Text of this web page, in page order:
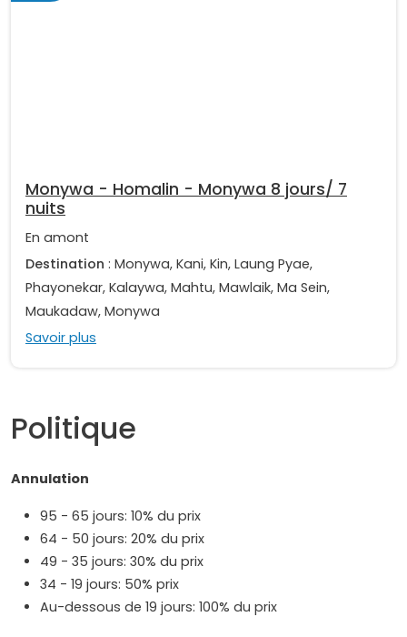
Monywa - Homalin - Monywa 8 jours/ 7
nuits
En amont
Destination : Monywa, Kani, Kin, Laung Pyae,
Phayonekar, Kalaywa, Mahtu, Mawlaik, Ma Sein,
Maukadaw, Monywa
Savoir plus
Politique
Annulation
95 - 65 jours: 10% du prix
64 - 50 jours: 20% du prix
49 - 35 jours: 30% du prix
34 - 19 jours: 50% prix
Au-dessous de 19 jours: 100% du prix